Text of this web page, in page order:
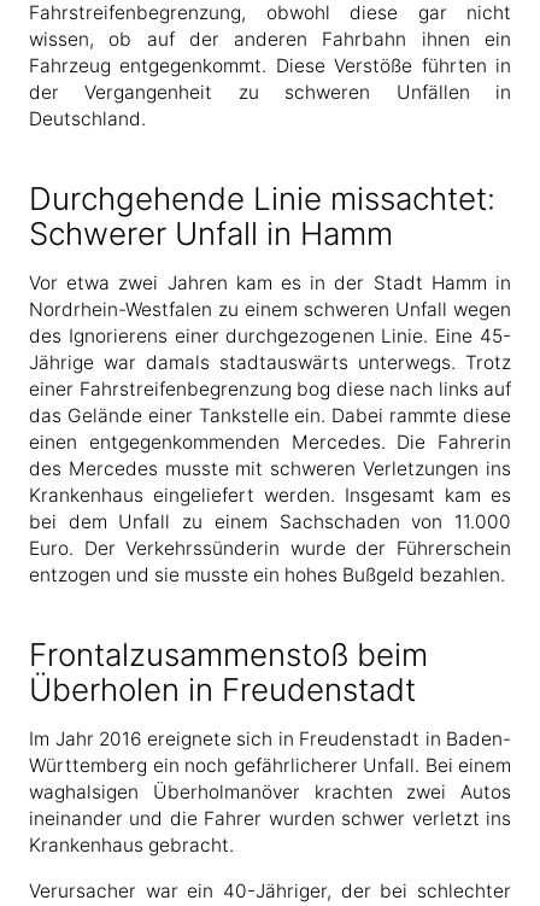
Fahrstreifenbegrenzung, obwohl diese gar nicht
wissen, ob auf der anderen Fahrbahn ihnen ein
Fahrzeug entgegenkommt. Diese Verstöße führten in
der Vergangenheit zu schweren Unfällen in
Deutschland.
Durchgehende Linie missachtet:
Schwerer Unfall in Hamm
Vor etwa zwei Jahren kam es in der Stadt Hamm in
Nordrhein-Westfalen zu einem schweren Unfall wegen
des Ignorierens einer durchgezogenen Linie. Eine 45-
Jährige war damals stadtauswärts unterwegs. Trotz
einer Fahrstreifenbegrenzung bog diese nach links auf
das Gelände einer Tankstelle ein. Dabei rammte diese
einen entgegenkommenden Mercedes. Die Fahrerin
des Mercedes musste mit schweren Verletzungen ins
Krankenhaus eingeliefert werden. Insgesamt kam es
bei dem Unfall zu einem Sachschaden von 11.000
Euro. Der Verkehrssünderin wurde der Führerschein
entzogen und sie musste ein hohes Bußgeld bezahlen.
Frontalzusammenstoß beim
Überholen in Freudenstadt
Im Jahr 2016 ereignete sich in Freudenstadt in Baden-
Württemberg ein noch gefährlicherer Unfall. Bei einem
waghalsigen Überholmanöver krachten zwei Autos
ineinander und die Fahrer wurden schwer verletzt ins
Krankenhaus gebracht.
Verursacher war ein 40-Jähriger, der bei schlechter